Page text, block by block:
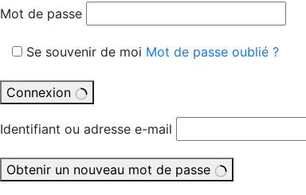
Mot de passe
Se souvenir de moi Mot de passe oublié ?
Connexion
Identifiant ou adresse e-mail
Obtenir un nouveau mot de passe